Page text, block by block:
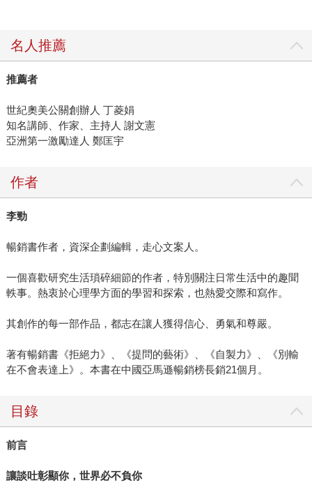
名人推薦
推薦者
世紀奧美公關創辦人 丁菱娟
知名講師、作家、主持人 謝文憲
亞洲第一激勵達人 鄭匡宇
作者
李勁
暢銷書作者，資深企劃編輯，走心文案人。
一個喜歡研究生活瑣碎細節的作者，特別關注日常生活中的趣聞
軼事。熱衷於心理學方面的學習和探索，也熱愛交際和寫作。
其創作的每一部作品，都志在讓人獲得信心、勇氣和尊嚴。
著有暢銷書《拒絕力》、《提問的藝術》、《自製力》、《別輸
在不會表達上》。本書在中國亞馬遜暢銷榜長銷21個月。
目錄
前言
讓談吐彰顯你，世界必不負你